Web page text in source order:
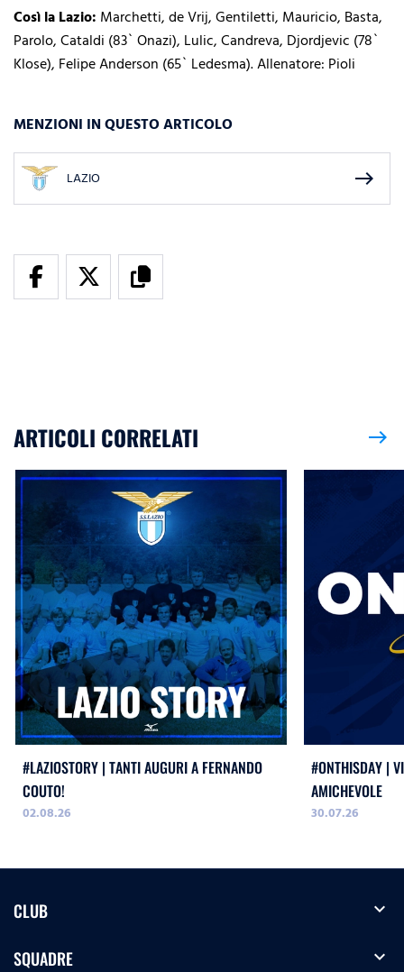
Così la Lazio: Marchetti, de Vrij, Gentiletti, Mauricio, Basta,
Parolo, Cataldi (83` Onazi), Lulic, Candreva, Djordjevic (78`
Klose), Felipe Anderson (65` Ledesma). Allenatore: Pioli
MENZIONI IN QUESTO ARTICOLO
LAZIO east
ARTICOLI CORRELATI east
#LAZIOSTORY | TANTI AUGURI A FERNANDO
COUTO!
02.08.26
#ONTHISDAY |
AMICHEVOLE
30.07.26
CLUB expand_more
SQUADRE expand_more